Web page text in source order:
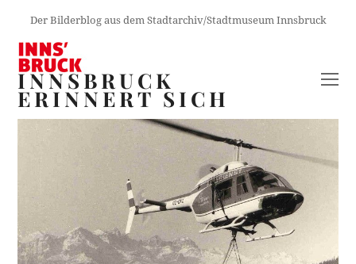
Der Bilderblog aus dem Stadtarchiv/Stadtmuseum Innsbruck
INNSBRUCK
ERINNERT SICH